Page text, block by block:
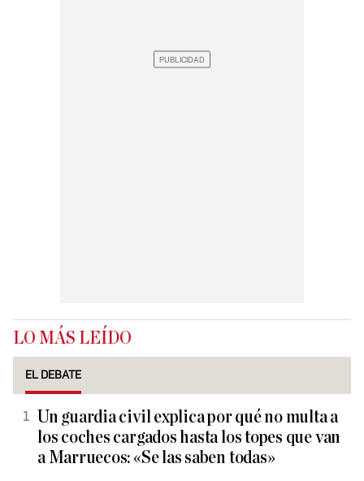
LO MÁS LEÍDO
EL DEBATE
Un guardia civil explica por qué no multa a
los coches cargados hasta los topes que van
a Marruecos: «Se las saben todas»